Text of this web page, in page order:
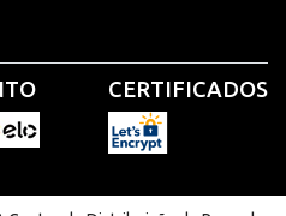
CERTIFICADOS